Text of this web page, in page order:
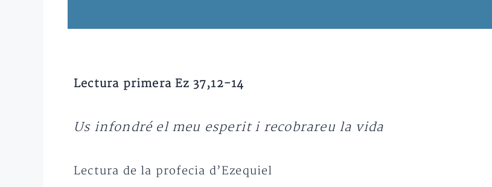
Lectura primera Ez 37,12-14
Us infondré el meu esperit i recobrareu la vida
Lectura de la profecia d’Ezequiel